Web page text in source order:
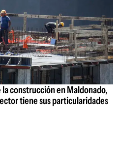
construcción en Maldonado,
tiene sus particularidades